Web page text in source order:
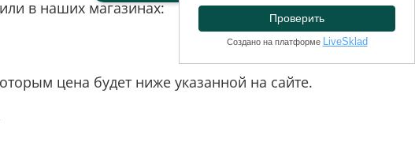
в наших магазинах:
цена будет ниже указанной на сайте.